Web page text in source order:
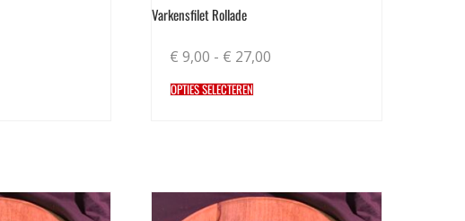
Varkensfilet Rollade
€ 9,00 - € 27,00
OPTIES SELECTEREN